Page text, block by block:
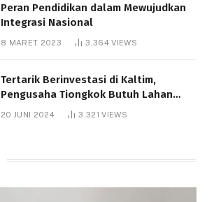
Peran Pendidikan dalam Mewujudkan
Integrasi Nasional
8 MARET 2023 3,364VIEWS
Tertarik Berinvestasi di Kaltim,
Pengusaha Tiongkok Butuh Lahan
1.000 Hektare
20 JUNI 2024 3,321VIEWS